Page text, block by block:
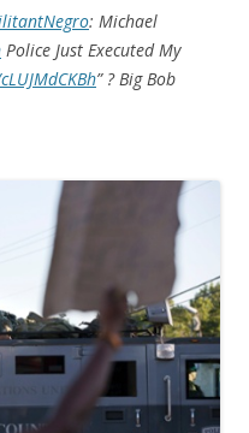
: Michael
Police Just Executed My
” ? Big Bob